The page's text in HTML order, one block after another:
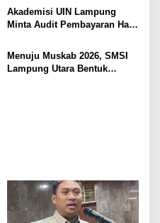
BAWA KOMITMEN PERKUAT
KAMTIBMAS DAN
PELAYANAN PRESISI
Akademisi UIN Lampung
Minta Audit Pembayaran Hak
Kepastian Hukum Tak Boleh
Berlarut
Menuju Muskab 2026, SMSI
Lampung Utara Bentuk